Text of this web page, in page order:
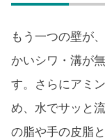
もう一つの壁が
かいシワ・溝が
す。さらにアミ
め、水でサッと
の脂や手の皮脂